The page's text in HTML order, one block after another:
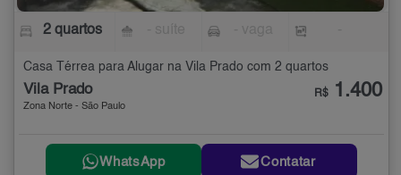
2 quartos
Casa Térrea para Alugar na Vila Prado com 2 quartos
Vila Prado
Zona Norte - São Paulo
R$ 1.400
WhatsApp Contatar